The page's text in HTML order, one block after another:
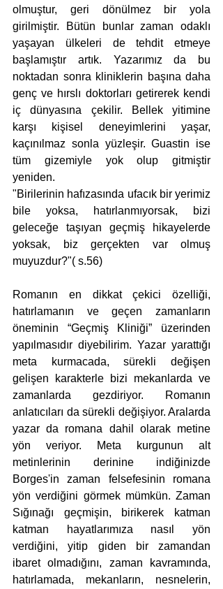
olmuştur, geri dönülmez bir yola
girilmiştir. Bütün bunlar zaman odaklı
yaşayan ülkeleri de tehdit etmeye
başlamıştır artık. Yazarımız da bu
noktadan sonra kliniklerin başına daha
genç ve hırslı doktorları getirerek kendi
iç dünyasına çekilir. Bellek yitimine
karşı kişisel deneyimlerini yaşar,
kaçınılmaz sonla yüzleşir. Guastin ise
tüm gizemiyle yok olup gitmiştir
yeniden.
"Birilerinin hafızasında ufacık bir yerimiz
bile yoksa, hatırlanmıyorsak, bizi
geleceğe taşıyan geçmiş hikayelerde
yoksak, biz gerçekten var olmuş
muyuzdur?"( s.56)
Romanın en dikkat çekici özelliği,
hatırlamanın ve geçen zamanların
öneminin “Geçmiş Kliniği” üzerinden
yapılmasıdır diyebilirim. Yazar yarattığı
meta kurmacada, sürekli değişen
gelişen karakterle bizi mekanlarda ve
zamanlarda gezdiriyor. Romanın
anlatıcıları da sürekli değişiyor. Aralarda
yazar da romana dahil olarak metine
yön veriyor. Meta kurgunun alt
metinlerinin derinine indiğinizde
Borges'in zaman felsefesinin romana
yön verdiğini görmek mümkün. Zaman
Sığınağı geçmişin, birikerek katman
katman hayatlarımıza nasıl yön
verdiğini, yitip giden bir zamandan
ibaret olmadığını, zaman kavramında,
hatırlamada, mekanların, nesnelerin,